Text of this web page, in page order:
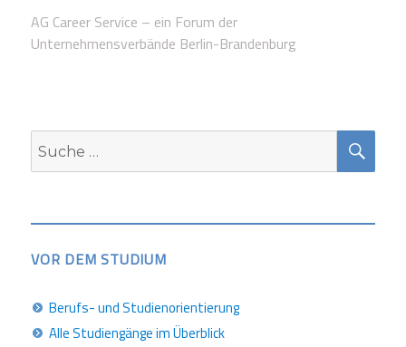
AG Career Service – ein Forum der
Unternehmensverbände Berlin-Brandenburg
Suche
nach:
VOR DEM STUDIUM
Berufs- und Studienorientierung
Alle Studiengänge im Überblick